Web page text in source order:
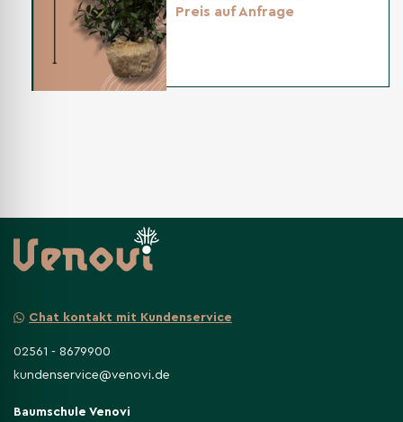
Preis auf Anfrage
Chat kontakt mit Kundenservice
02561 - 8679900
kundenservice@venovi.de
Baumschule Venovi